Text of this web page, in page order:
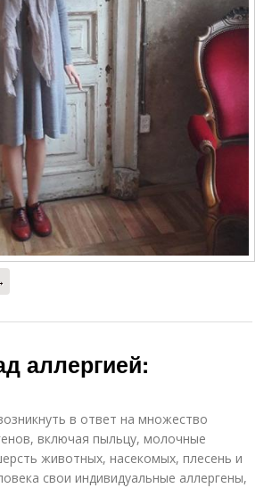
аллергией:
в ответ на множество
включая пыльцу, молочные
животных, насекомых, плесень и
свои индивидуальные аллергены,